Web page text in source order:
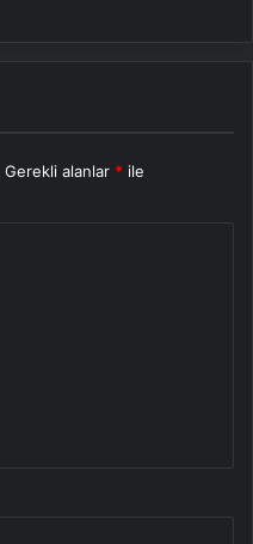
Gerekli alanlar * ile